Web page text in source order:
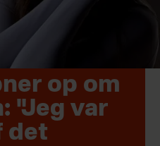
op om
"Jeg var
det